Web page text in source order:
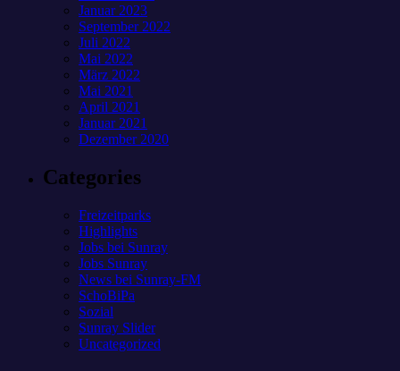
Januar 2023
September 2022
Juli 2022
Mai 2022
März 2022
Mai 2021
April 2021
Januar 2021
Dezember 2020
Categories
Freizeitparks
Highlights
Jobs bei Sunray
Jobs Sunray
News bei Sunray-FM
SchoBiPa
Sozial
Sunray Slider
Uncategorized